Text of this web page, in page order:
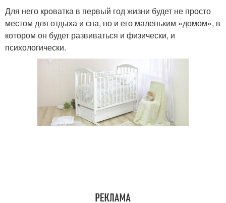
Для него кроватка в первый год жизни будет не просто
местом для отдыха и сна, но и его маленьким «домом», в
котором он будет развиваться и физически, и
психологически.